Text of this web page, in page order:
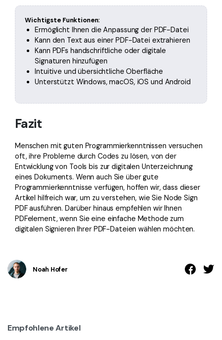
Wichtigste Funktionen:
Ermöglicht Ihnen die Anpassung der PDF-Datei
Kann den Text aus einer PDF-Datei extrahieren
Kann PDFs handschriftliche oder digitale
Signaturen hinzufügen
Intuitive und übersichtliche Oberfläche
Unterstützt Windows, macOS, iOS und Android
Fazit
Menschen mit guten Programmierkenntnissen versuchen
oft, ihre Probleme durch Codes zu lösen, von der
Entwicklung von Tools bis zur digitalen Unterzeichnung
eines Dokuments. Wenn auch Sie über gute
Programmierkenntnisse verfügen, hoffen wir, dass dieser
Artikel hilfreich war, um zu verstehen, wie Sie Node Sign
PDF ausführen. Darüber hinaus empfehlen wir Ihnen
PDFelement, wenn Sie eine einfache Methode zum
digitalen Signieren Ihrer PDF-Dateien wählen möchten.
Noah Hofer
Empfohlene Artikel